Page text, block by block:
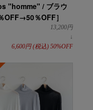
"homme" / ブラウ
OFF→50％OFF］
13,200円
↓
6,600円(税込) 50%OFF